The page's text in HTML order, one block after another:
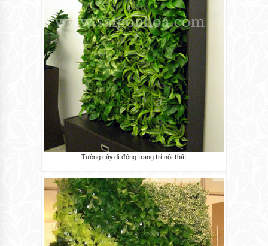
Tường cây di động trang trí nội thất